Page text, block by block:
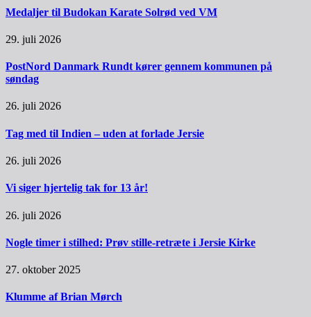
Medaljer til Budokan Karate Solrød ved VM
29. juli 2026
PostNord Danmark Rundt kører gennem kommunen på
søndag
26. juli 2026
Tag med til Indien – uden at forlade Jersie
26. juli 2026
Vi siger hjertelig tak for 13 år!
26. juli 2026
Nogle timer i stilhed: Prøv stille-retræte i Jersie Kirke
27. oktober 2025
Klumme af Brian Mørch